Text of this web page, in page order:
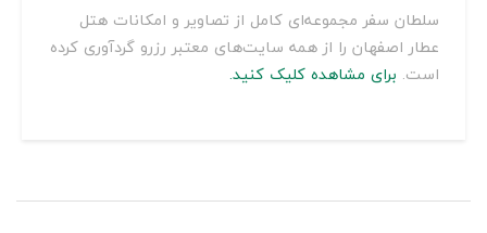
سلطان سفر مجموعه‌ای کامل از تصاویر و امکانات هتل
عطار اصفهان را از همه سایت‌های معتبر رزرو گردآوری کرده
است. برای مشاهده کلیک کنید.